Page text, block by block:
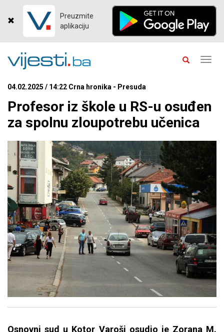
Preuzmite
aplikaciju
04.02.2025 / 14:22 Crna hronika - Presuda
Profesor iz škole u RS-u osuđen
za spolnu zloupotrebu učenica
Osnovni sud u Kotor Varoši osudio je Zorana M.